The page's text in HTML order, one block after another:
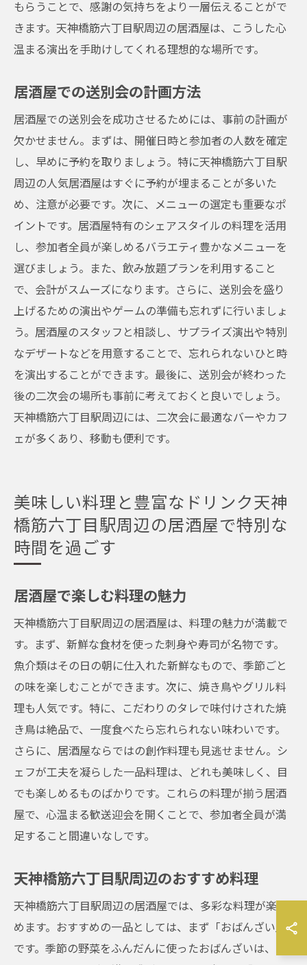
もらうことで、感謝の気持ちをより一層伝えることがで
きます。天神橋筋六丁目駅周辺の居酒屋は、こうした心
温まる演出を手助けしてくれる理想的な場所です。
居酒屋での送別会の計画方法
居酒屋での送別会を成功させるためには、事前の計画が
欠かせません。まずは、開催日時と参加者の人数を確定
し、早めに予約を取りましょう。特に天神橋筋六丁目駅
周辺の人気居酒屋はすぐに予約が埋まることが多いた
め、注意が必要です。次に、メニューの選定も重要なポ
イントです。居酒屋特有のシェアスタイルの料理を活用
し、参加者全員が楽しめるバラエティ豊かなメニューを
選びましょう。また、飲み放題プランを利用すること
で、会計がスムーズになります。さらに、送別会を盛り
上げるための演出やゲームの準備も忘れずに行いましょ
う。居酒屋のスタッフと相談し、サプライズ演出や特別
なデザートなどを用意することで、忘れられないひと時
を演出することができます。最後に、送別会が終わった
後の二次会の場所も事前に考えておくと良いでしょう。
天神橋筋六丁目駅周辺には、二次会に最適なバーやカフ
ェが多くあり、移動も便利です。
美味しい料理と豊富なドリンク天神
橋筋六丁目駅周辺の居酒屋で特別な
時間を過ごす
居酒屋で楽しむ料理の魅力
天神橋筋六丁目駅周辺の居酒屋は、料理の魅力が満載で
す。まず、新鮮な食材を使った刺身や寿司が名物です。
魚介類はその日の朝に仕入れた新鮮なもので、季節ごと
の味を楽しむことができます。次に、焼き鳥やグリル料
理も人気です。特に、こだわりのタレで味付けされた焼
き鳥は絶品で、一度食べたら忘れられない味わいです。
さらに、居酒屋ならではの創作料理も見逃せません。シ
ェフが工夫を凝らした一品料理は、どれも美味しく、目
でも楽しめるものばかりです。これらの料理が揃う居酒
屋で、心温まる歓送迎会を開くことで、参加者全員が満
足すること間違いなしです。
天神橋筋六丁目駅周辺のおすすめ料理
天神橋筋六丁目駅周辺の居酒屋では、多彩な料理が楽し
めます。おすすめの一品としては、まず「おばんざい」
です。季節の野菜をふんだんに使ったおばんざいは、ヘ